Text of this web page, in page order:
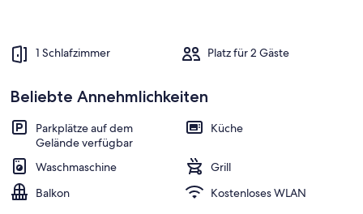
1 Schlafzimmer Platz für 2 Gäste
Beliebte Annehmlichkeiten
Parkplätze auf dem
Gelände verfügbar
Küche
Waschmaschine
Grill
Balkon
Kostenloses WLAN